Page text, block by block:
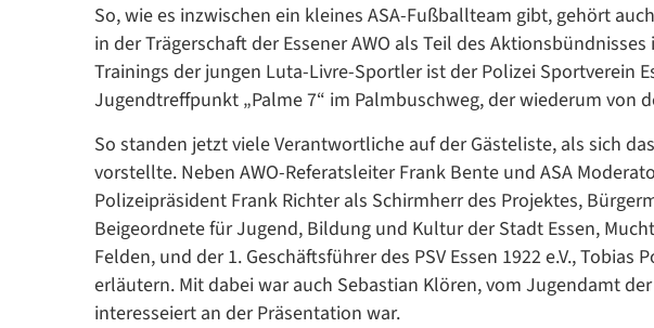
So, wie es inzwischen ein kleines ASA-Fußballteam gibt, gehört
in der Trägerschaft der Essener AWO als Teil des
Trainings der jungen Luta-Livre-Sportler ist der Polizei Sportverein
Jugendtreffpunkt „Palme 7“ im Palmbuschweg, der wiederum von
So standen jetzt viele Verantwortliche auf der Gästeliste, als sich
vorstellte. Neben AWO-Referatsleiter Frank Bente und ASA
Polizeipräsident Frank Richter als Schirmherr des Projektes,
Beigeordnete für Jugend, Bildung und Kultur der Stadt Essen,
Felden, und der 1. Geschäftsführer des PSV Essen 1922 e.V.,
erläutern. Mit dabei war auch Sebastian Klören, vom Jugendamt
interesseiert an der Präsentation war.
Google